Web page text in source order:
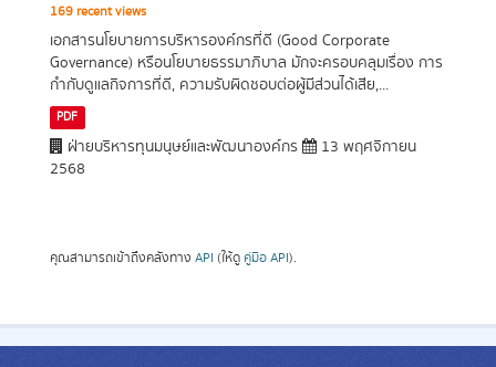
169 recent views
เอกสารนโยบายการบริหารองค์กรที่ดี (Good Corporate
Governance) หรือนโยบายธรรมาภิบาล มักจะครอบคลุมเรื่อง การ
กำกับดูแลกิจการที่ดี, ความรับผิดชอบต่อผู้มีส่วนได้เสีย,...
PDF
ฝ่ายบริหารทุนมนุษย์และพัฒนาองค์กร
13 พฤศจิกายน
2568
คุณสามารถเข้าถึงคลังทาง API (ให้ดู คู่มือ API).